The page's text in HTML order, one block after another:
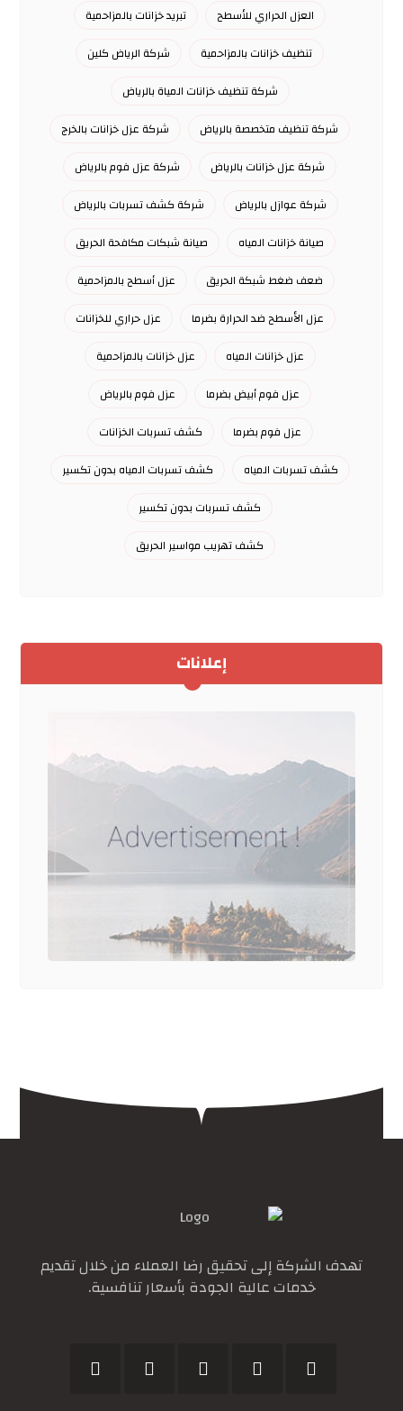
العزل الحراري للأسطح
تبريد خزانات بالمزاحمية
تنظيف خزانات بالمزاحمية
شركة الرياض كلين
شركة تنظيف خزانات المياة بالرياض
شركة تنظيف متخصصة بالرياض
شركة عزل خزانات بالخرج
شركة عزل خزانات بالرياض
شركة عزل فوم بالرياض
شركة عوازل بالرياض
شركة كشف تسربات بالرياض
صيانة خزانات المياه
صيانة شبكات مكافحة الحريق
ضعف ضغط شبكة الحريق
عزل أسطح بالمزاحمية
عزل الأسطح ضد الحرارة بضرما
عزل حراري للخزانات
عزل خزانات المياه
عزل خزانات بالمزاحمية
عزل فوم أبيض بضرما
عزل فوم بالرياض
عزل فوم بضرما
كشف تسربات الخزانات
كشف تسربات المياه
كشف تسربات المياه بدون تكسير
كشف تسربات بدون تكسير
كشف تهريب مواسير الحريق
إعلانات
تهدف الشركة إلى تحقيق رضا العملاء من خلال تقديم
خدمات عالية الجودة بأسعار تنافسية.